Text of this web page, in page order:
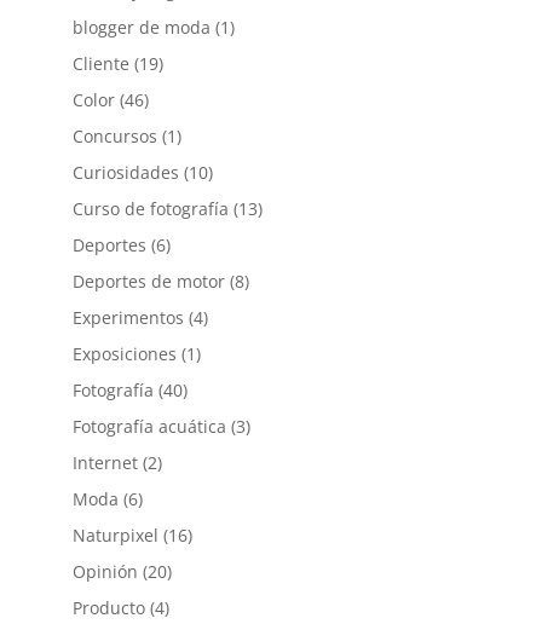
blogger de moda (1)
Cliente (19)
Color(46)
Concursos (1)
Curiosidades (10)
Curso de fotografía (13)
Deportes (6)
Deportes de motor(8)
Experimentos (4)
Exposiciones (1)
Fotografía (40)
Fotografía acuática (3)
Internet(2)
Moda (6)
Naturpixel (16)
Opinión (20)
Producto(4)